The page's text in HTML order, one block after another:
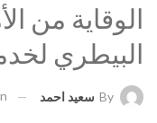
الوقاية من
البيطري
By سعيد احمد